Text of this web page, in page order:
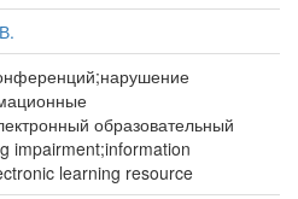
образовательный
impairment;information
learning resource